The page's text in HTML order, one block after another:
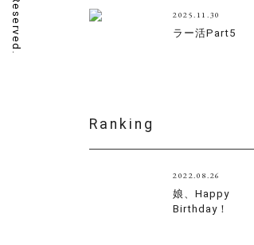
2025.11.30
ラー活Part5
Ranking
2022.08.26
娘、Happy
Birthday！